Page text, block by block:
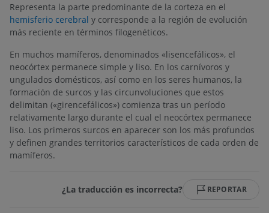
Representa la parte predominante de la corteza en el
hemisferio cerebral y corresponde a la región de evolución
más reciente en términos filogenéticos.
En muchos mamíferos, denominados «lisencefálicos», el
neocórtex permanece simple y liso. En los carnívoros y
ungulados domésticos, así como en los seres humanos, la
formación de surcos y las circunvoluciones que estos
delimitan («girencefálicos») comienza tras un período
relativamente largo durante el cual el neocórtex permanece
liso. Los primeros surcos en aparecer son los más profundos
y definen grandes territorios característicos de cada orden de
mamíferos.
¿La traducción es incorrecta? REPORTAR